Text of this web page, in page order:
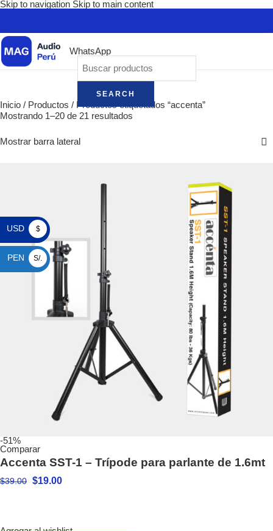
Skip to navigation Skip to main content
WhatsApp
SEARCH
Inicio / Productos / Productos etiquetados “accenta”
Mostrando 1–20 de 21 resultados
Mostrar barra lateral
-51%
Comparar
Accenta SST-1 – Trípode para parlante de 1.6mt
$39.00 $19.00
USD $
PEN S/.